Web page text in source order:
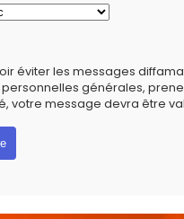
éviter les messages
générales,
votre message devra être